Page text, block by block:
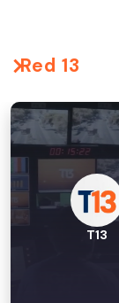
Red 13
T13